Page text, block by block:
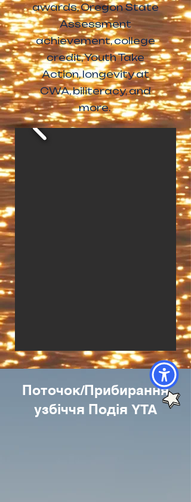
awards, Oregon State
Assessment
achievement, college
credit, Youth Take
Action, longevity at
CWA, biliteracy, and
more.
Поточок/Прибирання
узбіччя Подія YTA